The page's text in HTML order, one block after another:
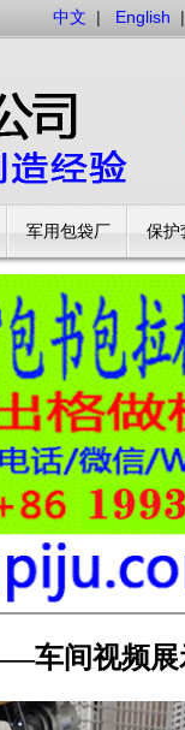
中文 | English |
军用包袋厂 保护